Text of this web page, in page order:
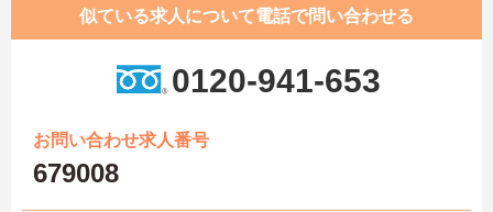
似ている求人について電話で問い合わせる
0120-941-653
お問い合わせ求人番号
679008